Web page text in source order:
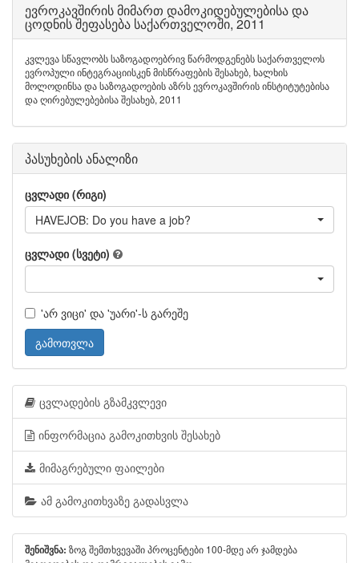
ევროკავშირის მიმართ დამოკიდებულებისა და
ცოდნის შეფასება საქართველოში, 2011
კვლევა სწავლობს საზოგადოებრივ წარმოდგენებს საქართველოს
ევროპული ინტეგრაციისკენ მისწრაფების შესახებ, ხალხის
მოლოდინსა და საზოგადოების აზრს ევროკავშირის ინსტიტუტებისა
და ღირებულებებისა შესახებ, 2011
პასუხების ანალიზი
ცვლადი (რიგი)
HAVEJOB: Do you have a job?
ცვლადი (სვეტი)
'არ ვიცი' და 'უარი'-ს გარეშე
გამოთვლა
ცვლადების გზამკვლევი
ინფორმაცია გამოკითხვის შესახებ
მიმაგრებული ფაილები
ამ გამოკითხვაზე გადასვლა
შენიშვნა: ზოგ შემთხვევაში პროცენტები 100-მდე არ ჯამდება